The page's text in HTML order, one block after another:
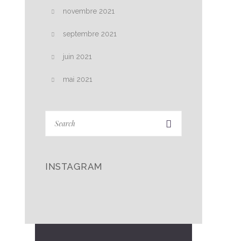
novembre 2021
septembre 2021
juin 2021
mai 2021
INSTAGRAM